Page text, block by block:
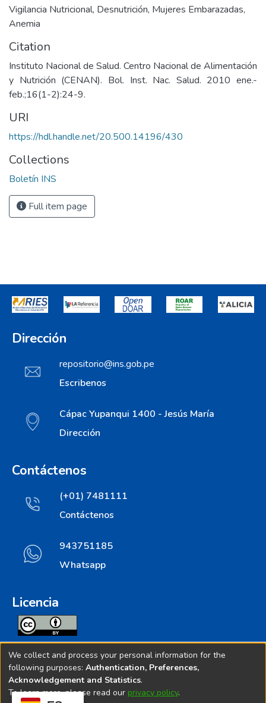
Vigilancia Nutricional, Desnutrición, Mujeres Embarazadas,
Anemia
Citation
Instituto Nacional de Salud. Centro Nacional de Alimentación
y Nutrición (CENAN). Bol. Inst. Nac. Salud. 2010 ene.-
feb.;16(1-2):24-9.
URI
https://hdl.handle.net/20.500.14196/430
Collections
Boletín INS
Full item page
Dirección
repositorio@ins.gob.pe
Escribenos
Cápac Yupanqui 1400 - Jesús María
Dirección
Contáctenos
(+01) 7481111
Contáctenos
943751185
Whatsapp
Licencia
Todos los contenidos de repositorio.ins.gob.pe estan
licenciados bajo
Creative Commoms License
We collect and process your personal information for the
following purposes: Authentication, Preferences,
Acknowledgement and Statistics.
To learn more, please read our privacy policy.